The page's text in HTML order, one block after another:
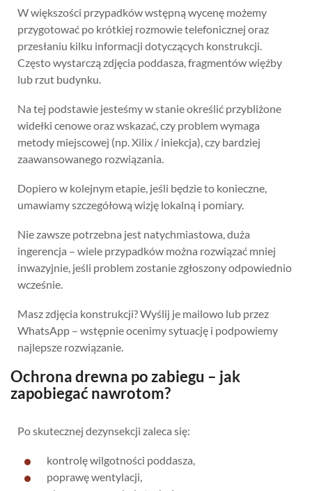
W większości przypadków wstępną wycenę możemy
przygotować po krótkiej rozmowie telefonicznej oraz
przesłaniu kilku informacji dotyczących konstrukcji.
Często wystarczą zdjęcia poddasza, fragmentów więźby
lub rzut budynku.
Na tej podstawie jesteśmy w stanie określić przybliżone
widełki cenowe oraz wskazać, czy problem wymaga
metody miejscowej (np. Xilix / iniekcja), czy bardziej
zaawansowanego rozwiązania.
Dopiero w kolejnym etapie, jeśli będzie to konieczne,
umawiamy szczegółową wizję lokalną i pomiary.
Nie zawsze potrzebna jest natychmiastowa, duża
ingerencja – wiele przypadków można rozwiązać mniej
inwazyjnie, jeśli problem zostanie zgłoszony odpowiednio
wcześnie.
Masz zdjęcia konstrukcji? Wyślij je mailowo lub przez
WhatsApp – wstępnie ocenimy sytuację i podpowiemy
najlepsze rozwiązanie.
Ochrona drewna po zabiegu – jak
zapobiegać nawrotom?
Po skutecznej dezynsekcji zaleca się:
kontrolę wilgotności poddasza,
poprawę wentylacji,